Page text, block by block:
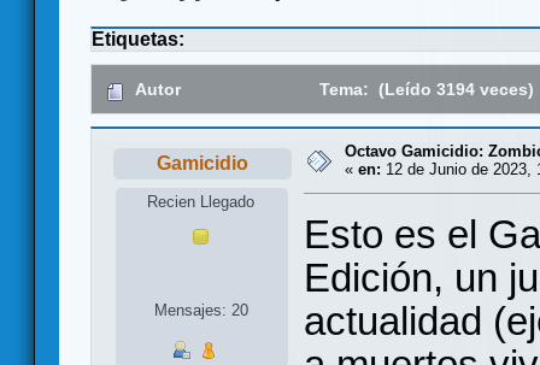
Etiquetas:
Autor Tema: (Leído 3194 veces)
Gamicidio
Recien Llegado
Mensajes: 20
Octavo Gamicidio:
« en: 12 de Junio de 2023,
Esto es el
Edición, un
actualidad